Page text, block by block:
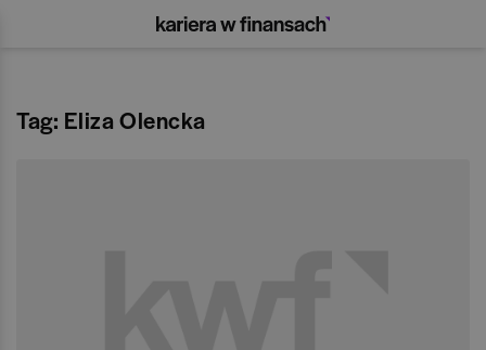
Tag: Eliza Olencka